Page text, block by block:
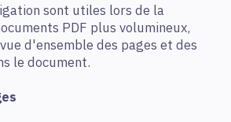
sont utiles lors de la
PDF plus volumineux,
d'ensemble des pages et des
le document.